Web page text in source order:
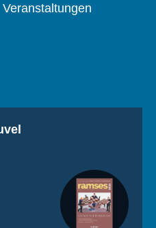
Veranstaltungen